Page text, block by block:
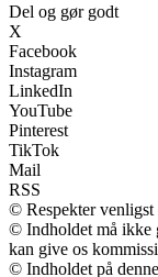
Del og gør godt
X
Facebook
Instagram
LinkedIn
YouTube
Pinterest
TikTok
Mail
RSS
© Respekter venligst
© Indholdet må ikke
kan give os
© Indholdet på